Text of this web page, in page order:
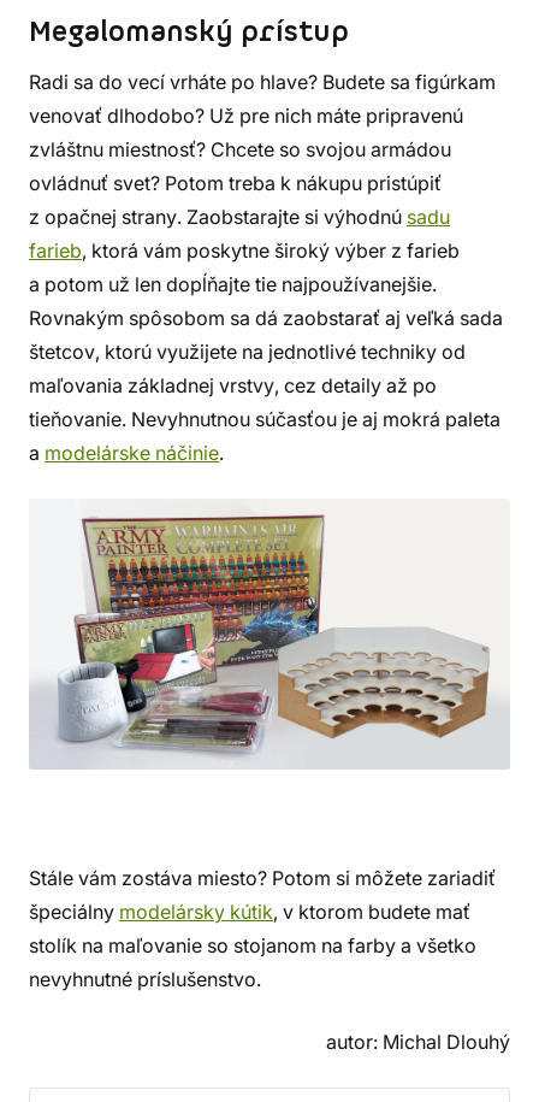
Megalomanský prístup
Radi sa do vecí vrháte po hlave? Budete sa figúrkam
venovať dlhodobo? Už pre nich máte pripravenú
zvláštnu miestnosť? Chcete so svojou armádou
ovládnuť svet? Potom treba k nákupu pristúpiť
z opačnej strany. Zaobstarajte si výhodnú sadu
farieb, ktorá vám poskytne široký výber z farieb
a potom už len dopĺňajte tie najpoužívanejšie.
Rovnakým spôsobom sa dá zaobstarať aj veľká sada
štetcov, ktorú využijete na jednotlivé techniky od
maľovania základnej vrstvy, cez detaily až po
tieňovanie. Nevyhnutnou súčasťou je aj mokrá paleta
a modelárske náčinie.
Stále vám zostáva miesto? Potom si môžete zariadiť
špeciálny modelársky kútik, v ktorom budete mať
stolík na maľovanie so stojanom na farby a všetko
nevyhnutné príslušenstvo.
autor: Michal Dlouhý